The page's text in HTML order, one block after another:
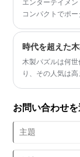
発者にとって、
エンターテイメ
コンパクトでポ
合でも、家族の集
ゲームは単なる
時代を超えた
木製パズルは何
り、その人気は
まざまな形があ
をもたらします。
お問い合わせ